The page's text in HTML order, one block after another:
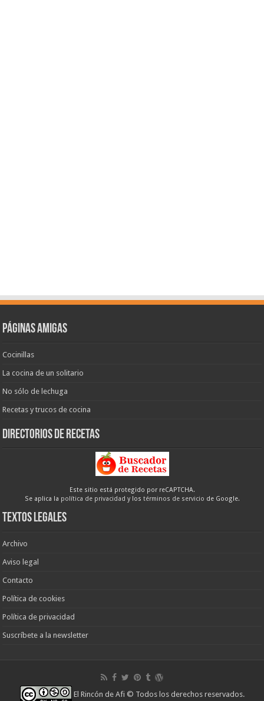
Páginas amigas
Cocinillas
La cocina de un solitario
No sólo de lechuga
Recetas y trucos de cocina
Directorios de recetas
Este sitio está protegido por reCAPTCHA.
Se aplica la política de privacidad y los términos de servicio de Google.
Textos legales
Archivo
Aviso legal
Contacto
Política de cookies
Política de privacidad
Suscríbete a la newsletter
El Rincón de Afi © Todos los derechos reservados.